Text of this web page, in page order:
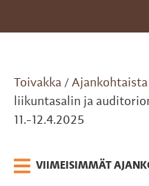
Toivakka / Ajankohtaista
liikuntasalin ja
11.-12.4.2025
VIIMEISIMMÄT